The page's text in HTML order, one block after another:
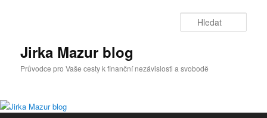
Jirka Mazur blog
Průvodce pro Vaše cesty k finanční nezávislosti a svobodě